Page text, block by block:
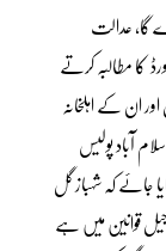
گا، عدالت
کا مطالبہ کرتے
ان کے اہلخانہ
آباد پولیس
جائے کہ شہباز گل
قوانین میں ہے